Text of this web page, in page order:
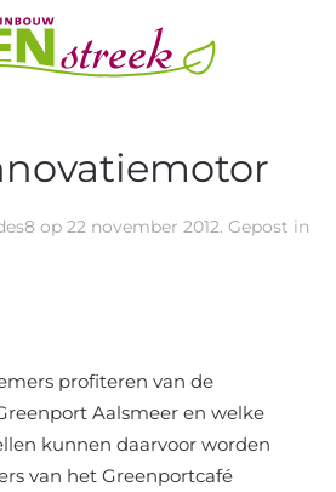
de inhoud gaan
op 22 november 2012. Gepost in
profiteren van de
Aalsmeer en welke
kunnen daarvoor worden
van het Greenportcafé